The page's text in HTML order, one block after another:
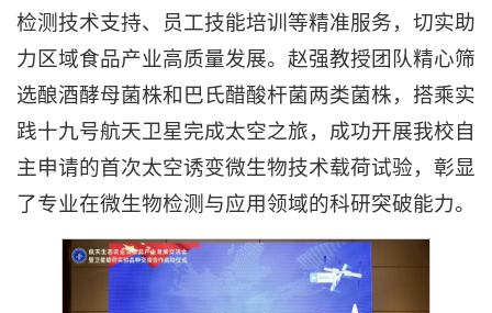
检测技术支持、员工技能培训等精准服务，切实助
力区域食品产业高质量发展。赵强教授团队精心筛
选酿酒酵母菌株和巴氏醋酸杆菌两类菌株，搭乘实
践十九号航天卫星完成太空之旅，成功开展我校自
主申请的首次太空诱变微生物技术载荷试验，彰显
了专业在微生物检测与应用领域的科研突破能力。